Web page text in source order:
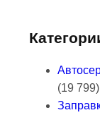
(19 799)